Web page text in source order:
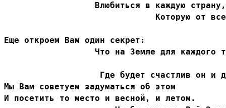
Влюбиться в каждую страну,
Которую от всей души
Еще откроем Вам один секрет:
Что на Земле для каждого
Где будет счастлив он и
Мы Вам советуем задуматься об этом
И посетить то место и весной, и летом.